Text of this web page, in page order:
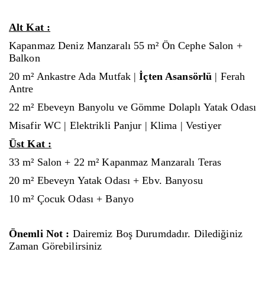
Alt Kat :
Kapanmaz Deniz Manzaralı 55 m² Ön Cephe Salon +
Balkon
20 m² Ankastre Ada Mutfak | İçten Asansörlü | Ferah
Antre
22 m² Ebeveyn Banyolu ve Gömme Dolaplı Yatak Odası
Misafir WC | Elektrikli Panjur | Klima | Vestiyer
Üst Kat :
33 m² Salon + 22 m² Kapanmaz Manzaralı Teras
20 m² Ebeveyn Yatak Odası + Ebv. Banyosu
10 m² Çocuk Odası + Banyo
Önemli Not : Dairemiz Boş Durumdadır. Dilediğiniz
Zaman Görebilirsiniz